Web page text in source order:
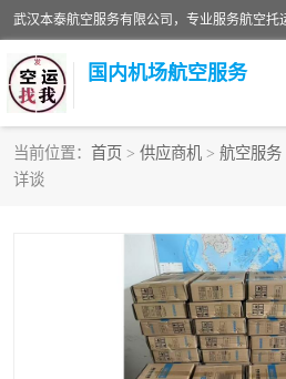
国内机场航空服务
当前位置： 首页 > 供应商机 > 航空服务
详谈
航空服务